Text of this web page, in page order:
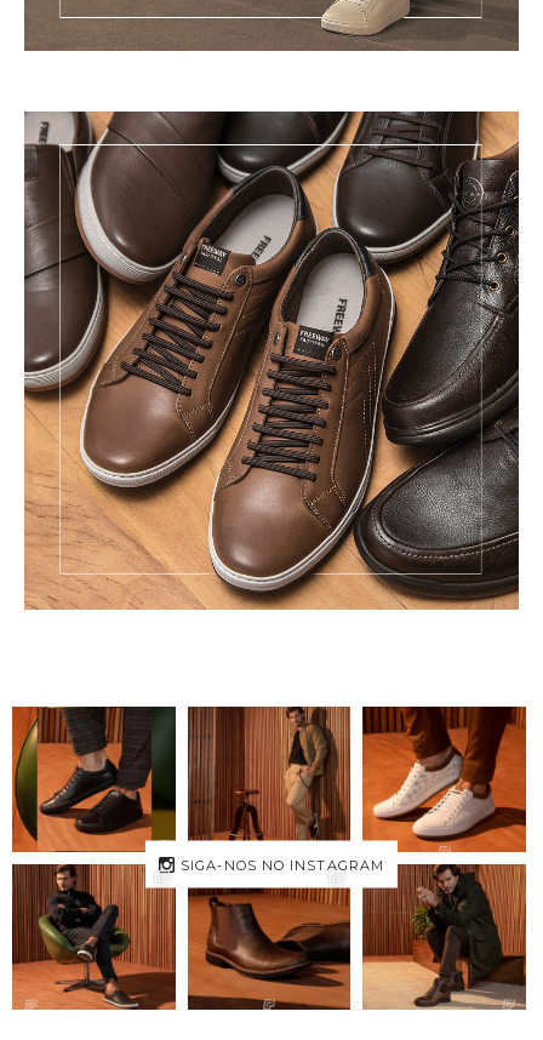
SIGA-NOS NO INSTAGRAM